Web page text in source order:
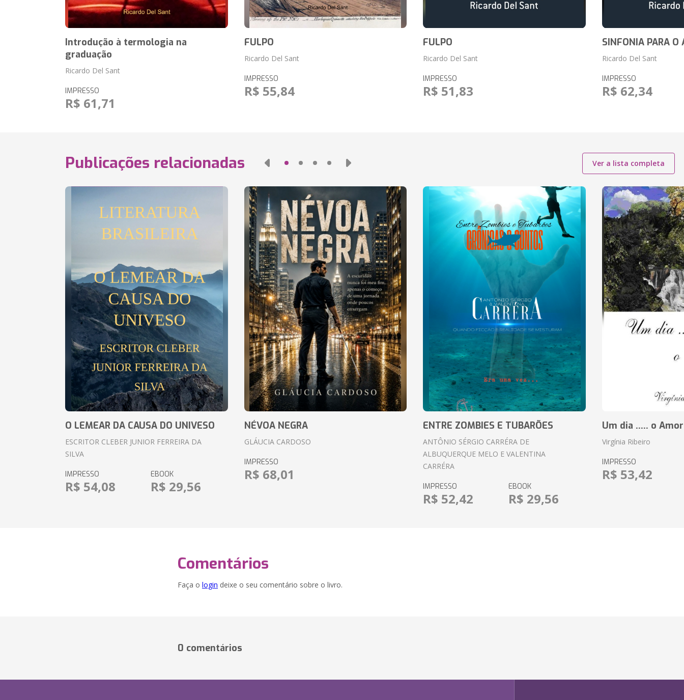
Introdução à termologia na
graduação
Ricardo Del Sant
IMPRESSO
R$ 61,71
FULPO
Ricardo Del Sant
IMPRESSO
R$ 55,84
FULPO
Ricardo Del Sant
IMPRESSO
R$ 51,83
SINFONIA PARA O
Ricardo Del Sant
IMPRESSO
R$ 62,34
Publicações relacionadas Ver a lista completa
O LEMEAR DA CAUSA DO UNIVESO
ESCRITOR CLEBER JUNIOR FERREIRA DA
SILVA
IMPRESSO
R$ 54,08
EBOOK
R$ 29,56
NÉVOA NEGRA
GLÁUCIA CARDOSO
IMPRESSO
R$ 68,01
ENTRE ZOMBIES E TUBARÕES
ANTÔNIO SÉRGIO CARRÉRA DE
ALBUQUERQUE MELO E VALENTINA
CARRÉRA
IMPRESSO
R$ 52,42
EBOOK
R$ 29,56
Um dia ..... o Amor
Virgínia Ribeiro
IMPRESSO
R$ 53,42
Comentários
Faça o login deixe o seu comentário sobre o livro.
0 comentários